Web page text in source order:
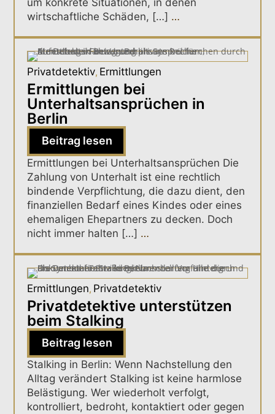
wirtschaftliche Schäden, […] …
Privatdetektiv, Ermittlungen
Ermittlungen bei
Unterhaltsansprüchen in
Berlin
Beitrag lesen
Ermittlungen bei Unterhaltsansprüchen Die
Zahlung von Unterhalt ist eine rechtlich
bindende Verpflichtung, die dazu dient, den
finanziellen Bedarf eines Kindes oder eines
ehemaligen Ehepartners zu decken. Doch
nicht immer halten […] …
Ermittlungen, Privatdetektiv
Privatdetektive unterstützen
beim Stalking
Beitrag lesen
Stalking in Berlin: Wenn Nachstellung den
Alltag verändert Stalking ist keine harmlose
Belästigung. Wer wiederholt verfolgt,
kontrolliert, bedroht, kontaktiert oder gegen